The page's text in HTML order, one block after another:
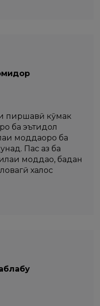
пиршавӣ кӯмак
ба эътидол
моддаҳоро ба
Пас аз ба
моддаҳо, бадан
халос